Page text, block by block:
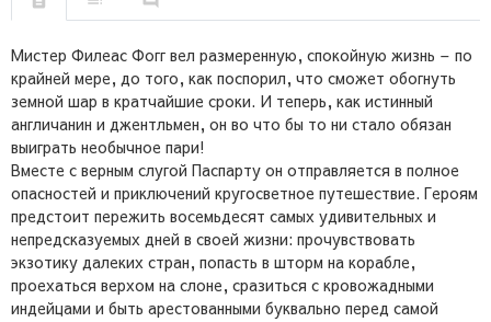
Мистер Филеас Фогг вел размеренную, спокойную жизнь – по
крайней мере, до того, как поспорил, что сможет обогнуть
земной шар в кратчайшие сроки. И теперь, как истинный
англичанин и джентльмен, он во что бы то ни стало обязан
выиграть необычное пари!
Вместе с верным слугой Паспарту он отправляется в полное
опасностей и приключений кругосветное путешествие. Героям
предстоит пережить восемьдесят самых удивительных и
непредсказуемых дней в своей жизни: прочувствовать
экзотику далеких стран, попасть в шторм на корабле,
проехаться верхом на слоне, сразиться с кровожадными
индейцами и быть арестованными буквально перед самой